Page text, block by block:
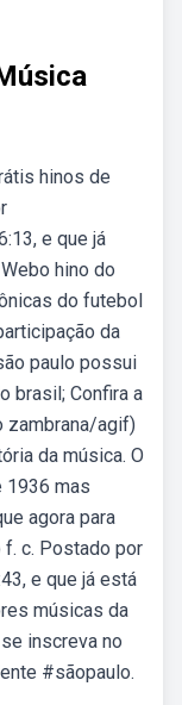
hinos de
e que já
hino do
do futebol
da
paulo possui
brasil; Confira a
zambrana/agif)
da música. O
1936 mas
agora para
f. c. Postado por
e que já está
músicas da
inscreva no
#sãopaulo.